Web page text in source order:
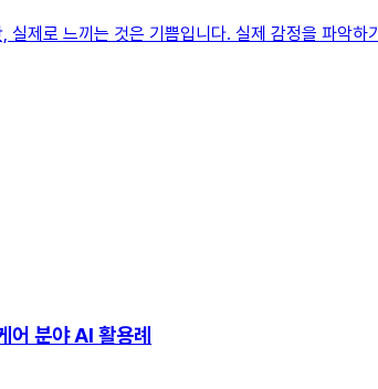
실제로 느끼는 것은 기쁨입니다. 실제 감정을 파악
어 분야 AI 활용례